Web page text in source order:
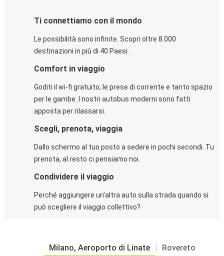
Ti connettiamo con il mondo
Le possibilità sono infinite. Scopri oltre 8.000
destinazioni in più di 40 Paesi.
Comfort in viaggio
Goditi il wi-fi gratuito, le prese di corrente e tanto spazio
per le gambe. I nostri autobus moderni sono fatti
apposta per rilassarsi.
Scegli, prenota, viaggia
Dallo schermo al tuo posto a sedere in pochi secondi. Tu
prenota, al resto ci pensiamo noi.
Condividere il viaggio
Perché aggiungere un'altra auto sulla strada quando si
può scegliere il viaggio collettivo?
Milano, Aeroporto di Linate Rovereto